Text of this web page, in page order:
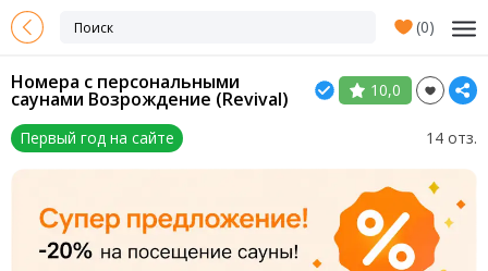
(0)
Номера с персональными
саунами Возрождение (Revival) 10,0
Первый год на сайте 14 отз.